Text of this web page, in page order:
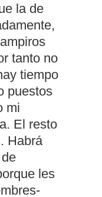
la de
tanto no
tiempo
puestos
mi
El resto
Habrá
les